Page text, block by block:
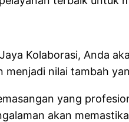
Kolaborasi, Anda
nilai tambah
yang
akan